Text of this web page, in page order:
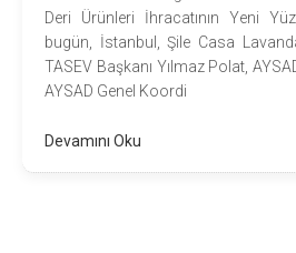
Deri Ürünleri İhracatının Yeni
bugün, İstanbul, Şile Casa
TASEV Başkanı Yılmaz Polat,
AYSAD Genel Koordi
Devamını Oku